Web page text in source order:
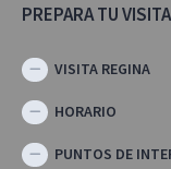
PREPARA TU VISITA
VISITA REGINA
HORARIO
PUNTOS DE